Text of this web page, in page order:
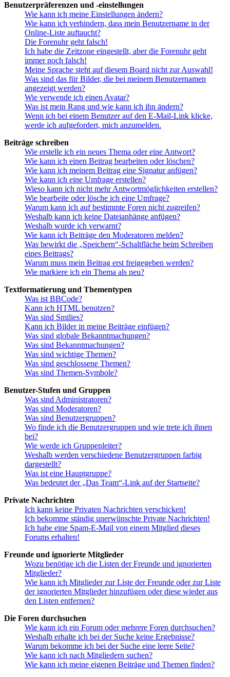
Benutzerpräferenzen und -einstellungen
Wie kann ich meine Einstellungen ändern?
Wie kann ich verhindern, dass mein Benutzername in der
Online-Liste auftaucht?
Die Forenuhr geht falsch!
Ich habe die Zeitzone eingestellt, aber die Forenuhr geht
immer noch falsch!
Meine Sprache steht auf diesem Board nicht zur Auswahl!
Was sind das für Bilder, die bei meinem Benutzernamen
angezeigt werden?
Wie verwende ich einen Avatar?
Was ist mein Rang und wie kann ich ihn ändern?
Wenn ich bei einem Benutzer auf den E-Mail-Link klicke,
werde ich aufgefordert, mich anzumelden.
Beiträge schreiben
Wie erstelle ich ein neues Thema oder eine Antwort?
Wie kann ich einen Beitrag bearbeiten oder löschen?
Wie kann ich meinem Beitrag eine Signatur anfügen?
Wie kann ich eine Umfrage erstellen?
Wieso kann ich nicht mehr Antwortmöglichkeiten erstellen?
Wie bearbeite oder lösche ich eine Umfrage?
Warum kann ich auf bestimmte Foren nicht zugreifen?
Weshalb kann ich keine Dateianhänge anfügen?
Weshalb wurde ich verwarnt?
Wie kann ich Beiträge den Moderatoren melden?
Was bewirkt die „Speichern“-Schaltfläche beim Schreiben
eines Beitrags?
Warum muss mein Beitrag erst freigegeben werden?
Wie markiere ich ein Thema als neu?
Textformatierung und Thementypen
Was ist BBCode?
Kann ich HTML benutzen?
Was sind Smilies?
Kann ich Bilder in meine Beiträge einfügen?
Was sind globale Bekanntmachungen?
Was sind Bekanntmachungen?
Was sind wichtige Themen?
Was sind geschlossene Themen?
Was sind Themen-Symbole?
Benutzer-Stufen und Gruppen
Was sind Administratoren?
Was sind Moderatoren?
Was sind Benutzergruppen?
Wo finde ich die Benutzergruppen und wie trete ich ihnen
bei?
Wie werde ich Gruppenleiter?
Weshalb werden verschiedene Benutzergruppen farbig
dargestellt?
Was ist eine Hauptgruppe?
Was bedeutet der „Das Team“-Link auf der Startseite?
Private Nachrichten
Ich kann keine Privaten Nachrichten verschicken!
Ich bekomme ständig unerwünschte Private Nachrichten!
Ich habe eine Spam-E-Mail von einem Mitglied dieses
Forums erhalten!
Freunde und ignorierte Mitglieder
Wozu benötige ich die Listen der Freunde und ignorierten
Mitglieder?
Wie kann ich Mitglieder zur Liste der Freunde oder zur Liste
der ignorierten Mitglieder hinzufügen oder diese wieder aus
den Listen entfernen?
Die Foren durchsuchen
Wie kann ich ein Forum oder mehrere Foren durchsuchen?
Weshalb erhalte ich bei der Suche keine Ergebnisse?
Warum bekomme ich bei der Suche eine leere Seite?
Wie kann ich nach Mitgliedern suchen?
Wie kann ich meine eigenen Beiträge und Themen finden?